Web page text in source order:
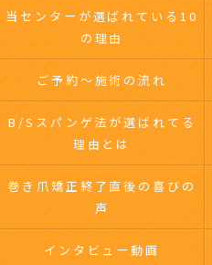
当センターが選ばれている10
の理由
ご予約～施術の流れ
B/Sスパンゲ法が選ばれてる
理由とは
巻き爪矯正終了直後の喜びの
声
インタビュー動画